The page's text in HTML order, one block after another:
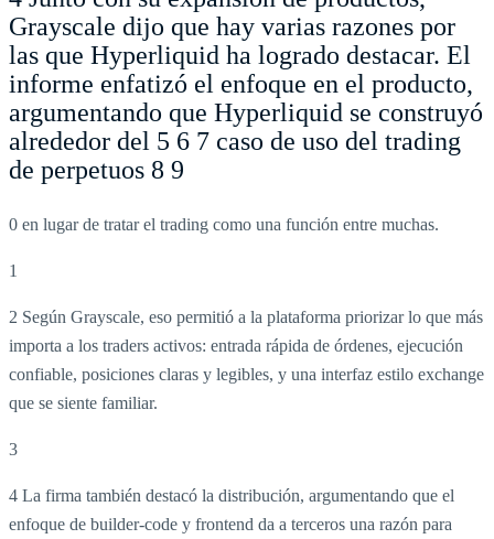
Grayscale dijo que hay varias razones por
las que Hyperliquid ha logrado destacar. El
informe enfatizó el enfoque en el producto,
argumentando que Hyperliquid se construyó
alrededor del 5 6 7 caso de uso del trading
de perpetuos 8 9
0 en lugar de tratar el trading como una función entre muchas.
1
2 Según Grayscale, eso permitió a la plataforma priorizar lo que más
importa a los traders activos: entrada rápida de órdenes, ejecución
confiable, posiciones claras y legibles, y una interfaz estilo exchange
que se siente familiar.
3
4 La firma también destacó la distribución, argumentando que el
enfoque de builder-code y frontend da a terceros una razón para